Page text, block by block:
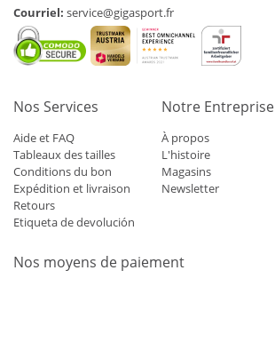
Courriel: service@gigasport.fr
Nos Services
Aide et FAQ
Tableaux des tailles
Conditions du bon
Expédition et livraison
Retours
Etiqueta de devolución
Notre Entreprise
À propos
L'histoire
Magasins
Newsletter
Nos moyens de paiement